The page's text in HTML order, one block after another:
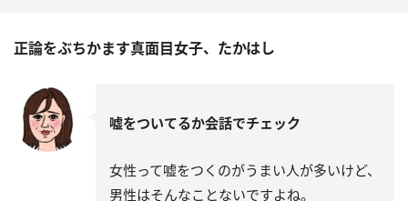
正論をぶちかます真面目女子、たかはし
嘘をついてるか会話でチェック
女性って嘘をつくのがうまい人が多いけど、
男性はそんなことないですよね。